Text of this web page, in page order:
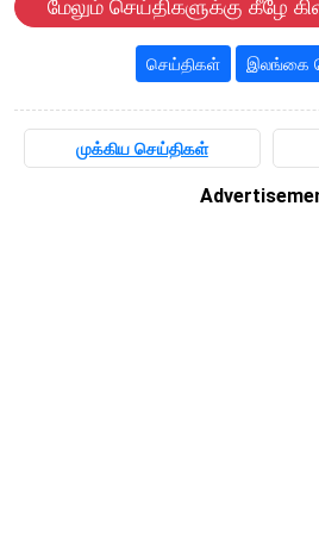
மேலும் செய்திகளுக்கு கீழே
செய்திகள் இலங்கை
முக்கிய செய்திகள்